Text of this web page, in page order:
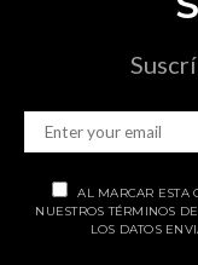
AL MARCAR ESTA
NUESTROS TÉRMINOS
LOS DATOS